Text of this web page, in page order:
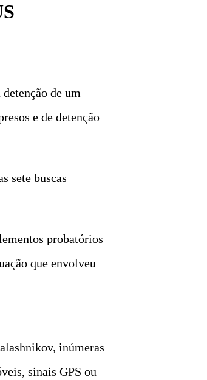
de um
e de detenção
sete buscas
probatórios
que envolveu
inúmeras
sinais GPS ou